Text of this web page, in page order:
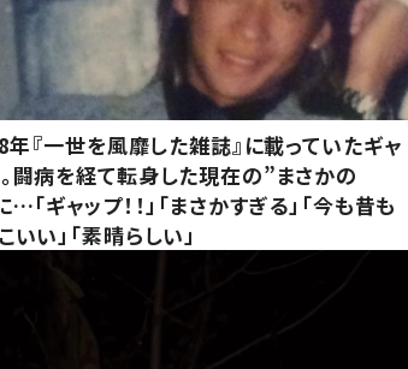
『一世を風靡した雑誌』に載っていたギャ
闘病を経て転身した現在の”まさかの
「ギャップ！！」「まさかすぎる」「今も昔も
いい」「素晴らしい」